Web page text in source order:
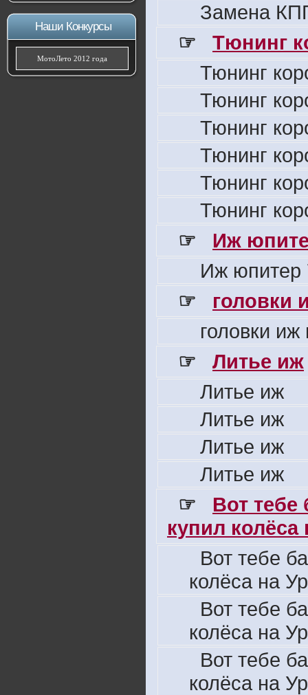
Наши Конкурсы
МотоЛето 2012 года
Замена
☞
Тюнинг
Тюнинг
Тюнинг
Тюнинг
Тюнинг
Тюнинг
Тюнинг
☞
Иж
Иж юпитер
☞
головки
головки
☞
Литье иж
Литье иж
Литье иж
Литье иж
Литье иж
☞
Вот
купил колёса
Вот тебе
колёса на
Вот тебе
колёса на
Вот тебе
колёса на